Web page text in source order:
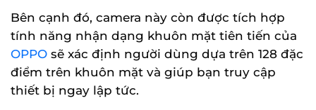
Bên cạnh đó, camera này còn được tích hợp
tính năng nhận dạng khuôn mặt tiên tiến của
OPPO sẽ xác định người dùng dựa trên 128 đặc
điểm trên khuôn mặt và giúp bạn truy cập
thiết bị ngay lập tức.